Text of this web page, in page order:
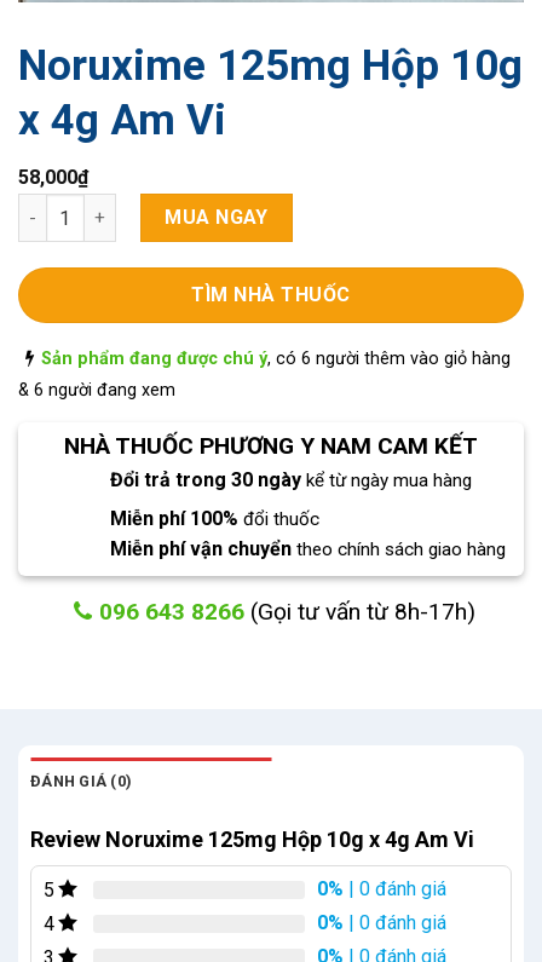
Noruxime 125mg Hộp 10g
x 4g Am Vi
58,000₫
Noruxime 125mg Hộp 10g x 4g Am Vi số lượng
MUA NGAY
TÌM NHÀ THUỐC
Sản phẩm đang được chú ý, có 6 người thêm vào giỏ hàng
& 6 người đang xem
NHÀ THUỐC PHƯƠNG Y NAM CAM KẾT
Đổi trả trong 30 ngày kể từ ngày mua hàng
Miễn phí 100% đổi thuốc
Miễn phí vận chuyển theo chính sách giao hàng
096 643 8266 (Gọi tư vấn từ 8h-17h)
ĐÁNH GIÁ (0)
Review Noruxime 125mg Hộp 10g x 4g Am Vi
5 0% | 0 đánh giá
4
0% | 0 đánh giá
0% | 0 đánh giá